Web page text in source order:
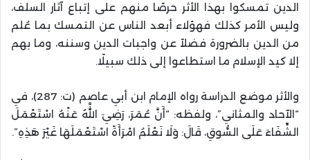
الدين تمسكوا بهذا الأثر حرصًا منهم على إتباع آثار السلف،
وليس الأمر كذلك فهؤلاء أبعد الناس عن التمسك بما عُلم
من الدين بالضرورة فضلاً عن واجبات الدين وسننه، وما بهم
إلا كيد الإسلام ما استطاعوا إلى ذلك سبيلًا.
والأثر موضع الدراسة رواه الإمام ابن أبي عاصم (ت: 287)، في
“الآحاد والمثاني”، ولفظه: “أَنَّ عُمَرَ، رَضِيَ اللَّهُ عَنْهُ اسْتَعْمَلَ
الشِّفَاءَ عَلَى السُّوقِ، قَالَ: وَلَا نَعْلَمُ امْرَأَةً اسْتَعْمَلَهَا غَيْرَ هَذِهِ”.